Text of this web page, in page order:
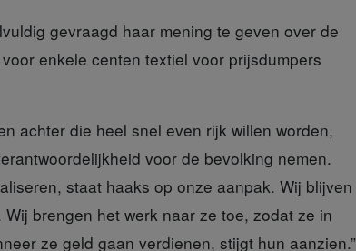
gevraagd haar mening te geven over de
enkele centen textiel voor prijsdumpers
achter die heel snel even rijk willen worden,
voor de bevolking nemen.
staat haaks op onze aanpak. Wij blijven
brengen het werk naar ze toe, zodat ze in
ze geld gaan verdienen, stijgt hun aanzien.”